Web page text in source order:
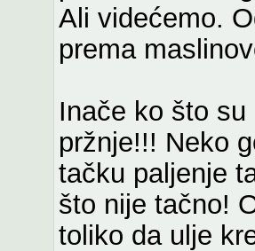
Ali videćemo.
prema
Inače ko što
pržnje!!! Neko
tačku paljenje
što nije tačno!
toliko da ulje